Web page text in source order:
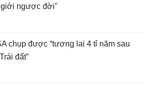
giới ngược đời"
chụp được “tương lai 4 tỉ năm sau
đất”